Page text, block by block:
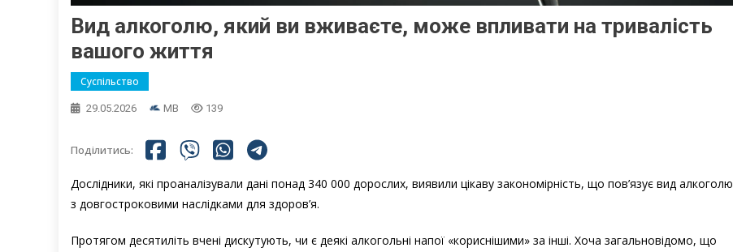
Вид алкоголю, який ви вживаєте, може впливати на тривалість
вашого життя
Суспільство
29.05.2026 MB 139
Поділитись:
Дослідники, які проаналізували дані понад 340 000 дорослих, виявили цікаву закономірність, що пов’язує вид алкоголю
з довгостроковими наслідками для здоров’я.
Протягом десятиліть вчені дискутують, чи є деякі алкогольні напої «кориснішими» за інші. Хоча загальновідомо, що